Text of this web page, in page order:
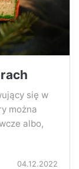
się w
można
albo,
04.12.2022